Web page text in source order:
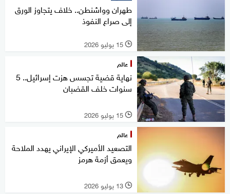
طهران وواشنطن.. خلاف يتجاوز الورق
إلى صراع النفوذ
l 15 يوليو 2026
عالم
نهاية قضية تجسس هزت إسرائيل.. 5
سنوات خلف القضبان
l 15 يوليو 2026
عالم
التصعيد الأميركي الإيراني يهدد الملاحة
ويعمق أزمة هرمز
l 13 يوليو 2026